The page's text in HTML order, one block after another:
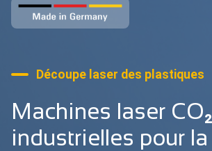
Découpe laser des plastiques
Machines laser CO₂
industrielles pour la